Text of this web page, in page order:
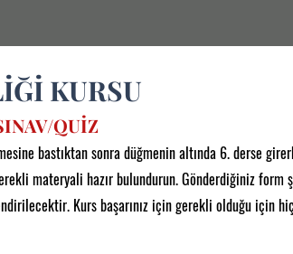
KURSU
QUİZ
bastıktan sonra düğmenin altında 6. derse
materyali hazır bulundurun. Gönderdiğiniz form
Kurs başarınız için gerekli olduğu için